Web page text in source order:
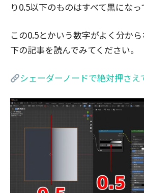
り0.5以下のものはすべて黒になっ
この0.5とかいう数字がよく分か
下の記事を読んでみてください。
シェーダーノードで絶対押さ